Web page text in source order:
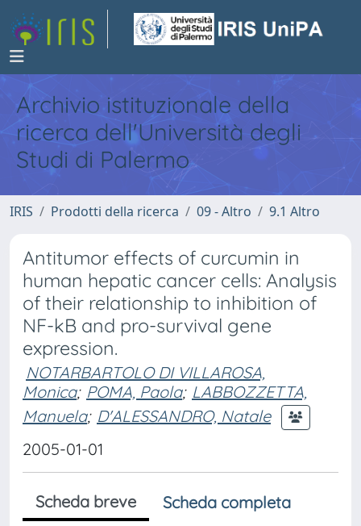
Archivio istituzionale della
ricerca dell'Università degli
Studi di Palermo
IRIS Prodotti della ricerca 09 - Altro 9.1 Altro
Antitumor effects of curcumin in
human hepatic cancer cells: Analysis
of their relationship to inhibition of
NF-kB and pro-survival gene
expression.
NOTARBARTOLO DI VILLAROSA,
Monica; POMA, Paola; LABBOZZETTA,
Manuela; D'ALESSANDRO, Natale
2005-01-01
Scheda breve
Scheda completa